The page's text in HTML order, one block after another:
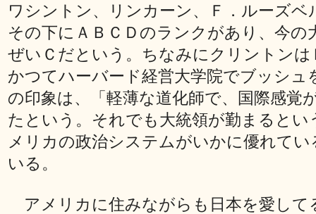
ワシントン、リンカーン、Ｆ．ルーズベ
その下にＡＢＣＤのランクがあり、今の
ぜいＣだという。ちなみにクリントンは
かつてハーバード経営大学院でブッシュ
の印象は、「軽薄な道化師で、国際感覚
たという。それでも大統領が勤まるとい
メリカの政治システムがいかに優れて
いる。
アメリカに住みながらも日本を愛して